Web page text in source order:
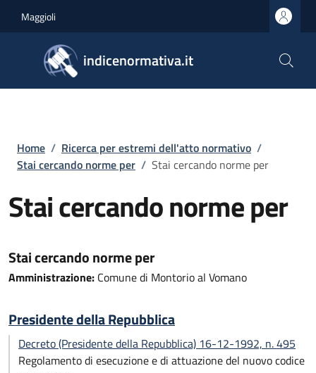
Maggioli
indicenormativa.it
Briciole di pane
Home / Ricerca per estremi dell'atto normativo /
Stai cercando norme per / Stai cercando norme per
Stai cercando norme per
Stai cercando norme per
Amministrazione: Comune di Montorio al Vomano
Presidente della Repubblica
Decreto (Presidente della Repubblica) 16-12-1992, n. 495
Regolamento di esecuzione e di attuazione del nuovo codice